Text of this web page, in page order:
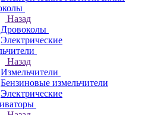
Назад
Дровоколы
Электрические
Назад
Измельчители
Бензиновые измельчители
Электрические